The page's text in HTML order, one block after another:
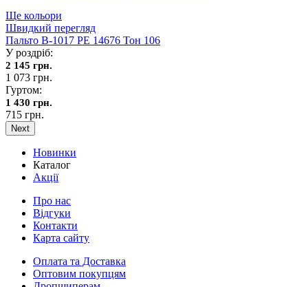
Ще кольори
Швидкий перегляд
Пальто В-1017 PE 14676 Тон 106
У роздріб:
2 145 грн.
1 073 грн.
Гуртом:
1 430 грн.
715 грн.
Next
Новинки
Каталог
Акції
Про нас
Відгуки
Контакти
Карта сайту
Оплата та Доставка
Оптовим покупцям